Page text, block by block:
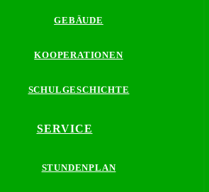
GEBÄUDE
KOOPERATIONEN
SCHULGESCHICHTE
SERVICE
STUNDENPLAN